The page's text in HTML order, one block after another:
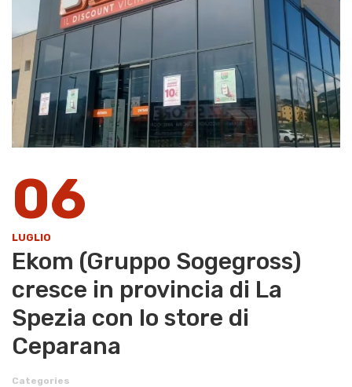
06
LUGLIO
Ekom (Gruppo Sogegross)
cresce in provincia di La
Spezia con lo store di
Ceparana
Categories